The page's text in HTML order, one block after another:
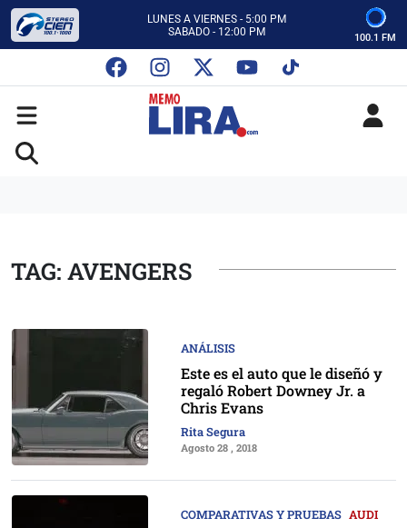
LUNES A VIERNES - 5:00 PM
SABADO - 12:00 PM
CON MEMO LIRA Y SU EQUIPO
LUNES A VIERNES - 5:00 PM
SABADO - 12:00 PM
100.1 FM
TAG: AVENGERS
ANÁLISIS
Este es el auto que le diseñó y
regaló Robert Downey Jr. a
Chris Evans
Rita Segura
Agosto 28 , 2018
COMPARATIVAS Y PRUEBAS AUDI